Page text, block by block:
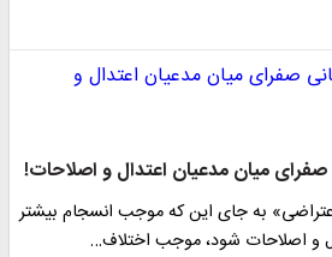
میان مدعیان اعتدال و اصلاحات!
به جای این که موجب انسجام بیشتر
و اصلاحات شود، موجب اختلاف…